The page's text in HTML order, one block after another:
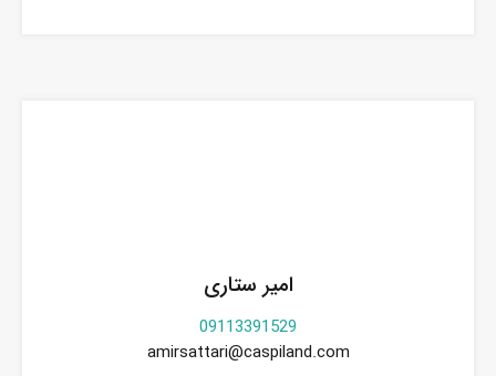
امیر ستاری
09113391529
amirsattari@caspiland.com